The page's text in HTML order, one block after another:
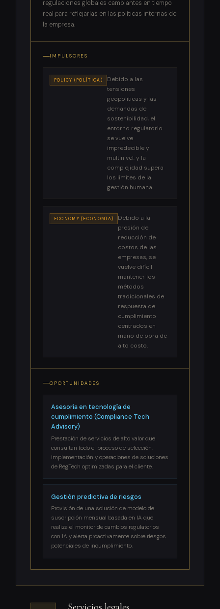
regulaciones globales cambiantes en tiempo
real para reflejarlas en las políticas internas de
la empresa.
IMPULSORES
POLICY (POLÍTICA)
Debido a las
tensiones
geopolíticas y las
demandas de
sostenibilidad, el
entorno regulatorio
se vuelve
impredecible y
multinivel, y la
complejidad supera
los límites de la
gestión humana.
ECONOMY (ECONOMÍA)
Debido a la
presión de
reducción de
costos de las
empresas, se
vuelve difícil
mantener los
métodos
tradicionales de
respuesta de
cumplimiento
centrados en
mano de obra de
alto costo.
OPORTUNIDADES
Asesoría en tecnología de
cumplimiento (Compliance Tech
Advisory)
Prestación de servicios de alto valor que
consultan todo el proceso de selección,
implementación y operaciones de soluciones
de RegTech optimizadas para el cliente.
Gestión predictiva de riesgos
Provisión de una solución de modelo de
suscripción mensual basada en IA que
realiza el monitor de cambios regulatorios
con IA y alerta proactivamente sobre riesgos
potenciales de incumplimiento.